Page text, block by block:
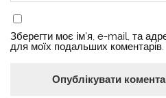
Зберегти моє ім'я, e-mail, та
для моїх подальших коментарів.